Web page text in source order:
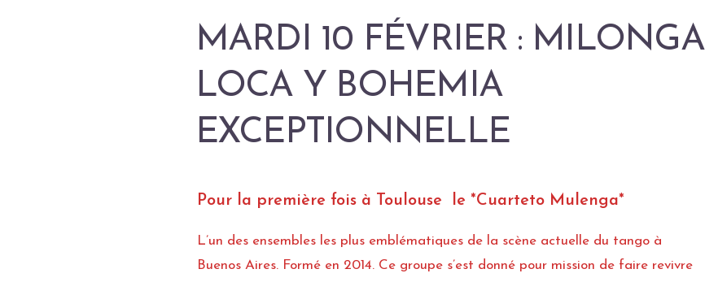
MARDI 10 FÉVRIER : MILONGA
LOCA Y BOHEMIA
EXCEPTIONNELLE
Pour la première fois à Toulouse le *Cuarteto Mulenga*
L’un des ensembles les plus emblématiques de la scène actuelle du tango à
Buenos Aires. Formé en 2014. Ce groupe s’est donné pour mission de faire revivre